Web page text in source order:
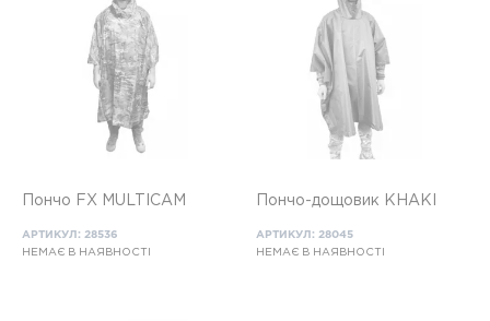
Пончо FX MULTICAM
АРТИКУЛ: 28536
НЕМАЄ В НАЯВНОСТІ
Пончо-дощовик KHAKI
АРТИКУЛ: 28045
НЕМАЄ В НАЯВНОСТІ